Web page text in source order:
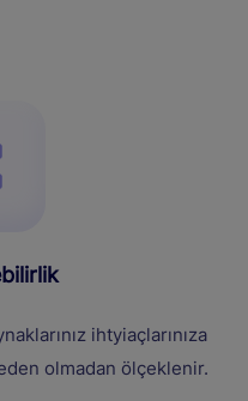
ihtyiaçlarınıza
olmadan ölçeklenir.